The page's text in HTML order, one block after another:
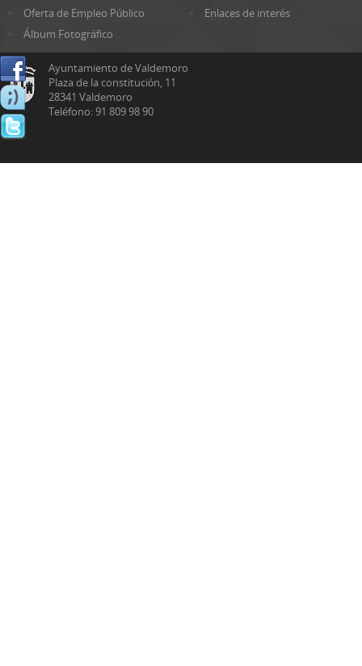
Oferta de Empleo Público
Enlaces de interés
Álbum Fotográfico
Ayuntamiento de Valdemoro
Plaza de la constitución, 11
28341 Valdemoro
Teléfono: 91 809 98 90